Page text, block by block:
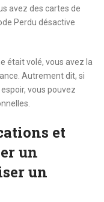
avez des cartes de
Perdu désactive
était volé, vous avez la
Autrement dit, si
vous pouvez
et
un
un